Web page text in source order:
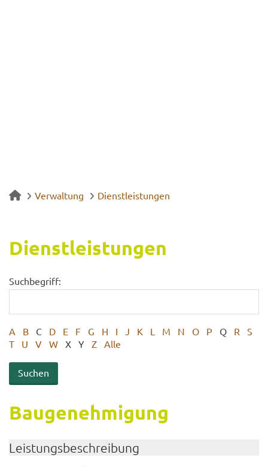
Verwaltung Dienstleistungen
Dienst­leis­tun­gen
Suchbegriff:
A B C D E F G H I J K L M N O P Q R
S
T
U V W X Y Z Alle
Bau­ge­neh­mi­gung
Leis­tungs­be­schrei­bung